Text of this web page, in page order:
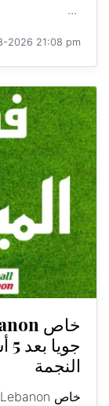
...
2026 21:08 pm
النجمة